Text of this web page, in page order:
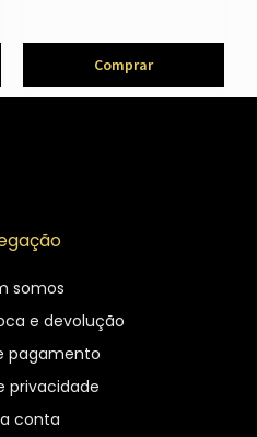
Comprar
somos
e devolução
pagamento
privacidade
conta